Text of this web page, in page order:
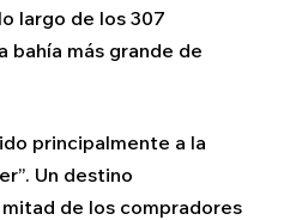
largo de los 307
bahía más grande de
principalmente a la
Un destino
de los compradores